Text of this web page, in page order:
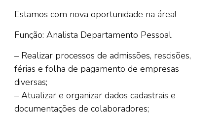
Estamos com nova oportunidade na área!
Função: Analista Departamento Pessoal
– Realizar processos de admissões, rescisões,
férias e folha de pagamento de empresas
diversas;
– Atualizar e organizar dados cadastrais e
documentações de colaboradores;